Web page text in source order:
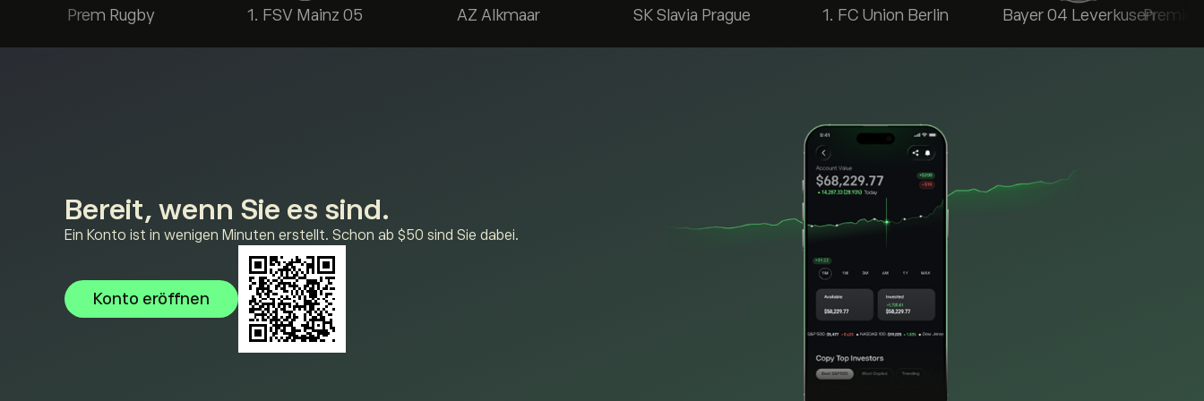
Prem Rugby 1. FSV Mainz 05 AZ Alkmaar SK Slavia Prague 1. FC Union Berlin Bayer 04 Leverkusen
Bereit, wenn Sie es sind.
Ein Konto ist in wenigen Minuten erstellt. Schon ab $50 sind Sie dabei.
Konto eröffnen